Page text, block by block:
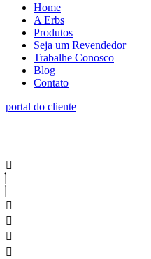
Home
A Erbs
Produtos
Seja um Revendedor
Trabalhe Conosco
Blog
Contato
portal do cliente